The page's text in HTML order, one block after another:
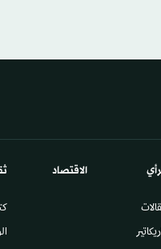
الاقتصاد